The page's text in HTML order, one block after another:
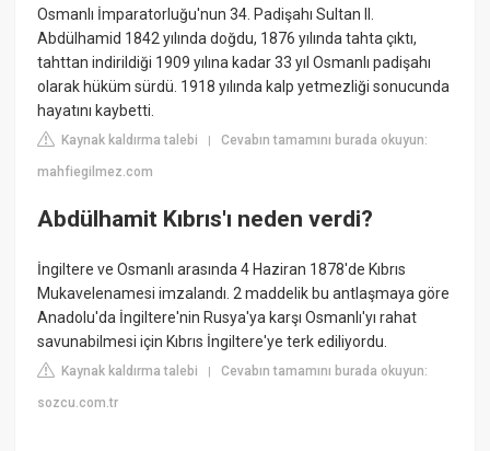
Osmanlı İmparatorluğu'nun 34. Padişahı Sultan II.
Abdülhamid 1842 yılında doğdu, 1876 yılında tahta çıktı,
tahttan indirildiği 1909 yılına kadar 33 yıl Osmanlı padişahı
olarak hüküm sürdü. 1918 yılında kalp yetmezliği sonucunda
hayatını kaybetti.
Kaynak kaldırma talebi |Cevabın tamamını burada okuyun:
mahfiegilmez.com
Abdülhamit Kıbrıs'ı neden verdi?
İngiltere ve Osmanlı arasında 4 Haziran 1878'de Kıbrıs
Mukavelenamesi imzalandı. 2 maddelik bu antlaşmaya göre
Anadolu'da İngiltere'nin Rusya'ya karşı Osmanlı'yı rahat
savunabilmesi için Kıbrıs İngiltere'ye terk ediliyordu.
Kaynak kaldırma talebi |Cevabın tamamını burada okuyun:
sozcu.com.tr